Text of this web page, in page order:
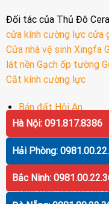
Đối tác của Thủ Đô
cửa kính cường lực cửa
Cửa nhà vệ sinh Xingfa
lát nền Gạch ốp tường
Cắt kính cường lực
Bán đất Hội An
Bán biệt thự Hội An
Bán khách sạn Hội An
Cho thuê căn hộ Đà
Hà Nội: 091.817.8386
Hải Phòng:
Bắc Ninh: